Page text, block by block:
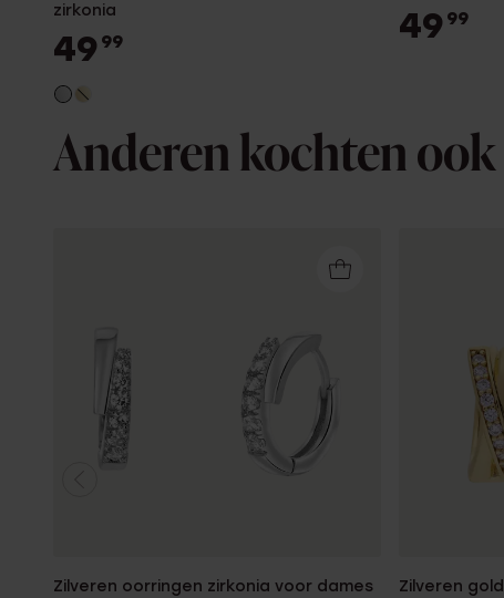
zirkonia
49 99 49 99
Anderen kochten ook
Zilveren oorringen zirkonia voor dames
Zilveren